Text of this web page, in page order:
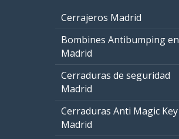
Cerrajeros Madrid
Bombines Antibumping en
Madrid
Cerraduras de seguridad
Madrid
Cerraduras Anti Magic Key
Madrid